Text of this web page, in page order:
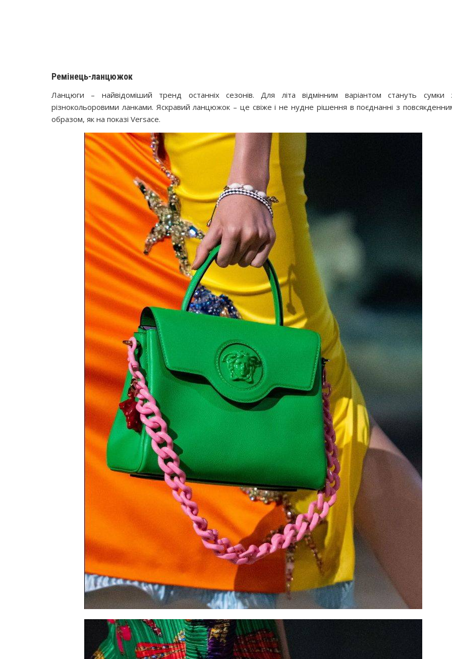
Ремінець-ланцюжок
Ланцюги – найвідоміший тренд останніх сезонів. Для літа відмінним варіантом стануть сумки
різнокольоровими ланками. Яскравий ланцюжок – це свіже і не нудне рішення в поєднанні з
образом, як на показі Versace.